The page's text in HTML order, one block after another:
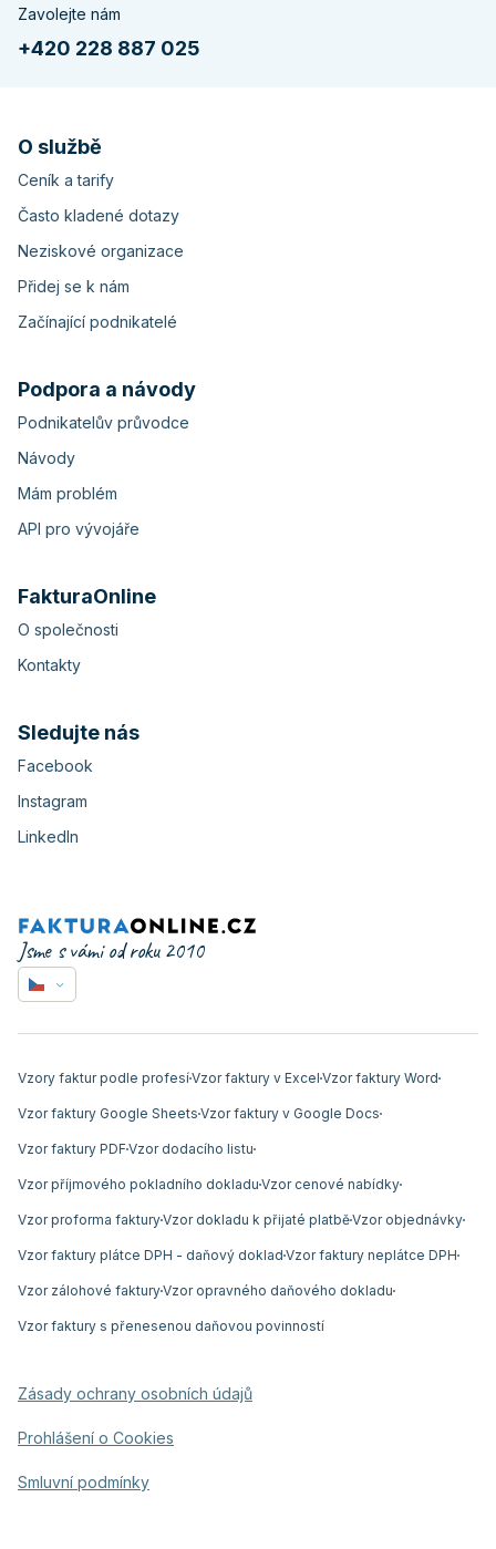
Zavolejte nám
+420 228 887 025
O službě
Ceník a tarify
Často kladené dotazy
Neziskové organizace
Přidej se k nám
Začínající podnikatelé
Podpora a návody
Podnikatelův průvodce
Návody
Mám problém
API pro vývojáře
FakturaOnline
O společnosti
Kontakty
Sledujte nás
Facebook
Instagram
LinkedIn
Jsme s vámi od roku 2010
Vzory faktur podle profesíVzor faktury v Excel Vzor faktury Word
Vzor faktury Google Sheets Vzor faktury v Google Docs
Vzor faktury PDF Vzor dodacího listu
Vzor příjmového pokladního dokladu Vzor cenové nabídky
Vzor proforma fakturyVzor dokladu k přijaté platběVzor objednávky
Vzor faktury plátce DPH - daňový doklad Vzor faktury neplátce DPH
Vzor zálohové fakturyVzor opravného daňového dokladu
Vzor faktury s přenesenou daňovou povinností
Zásady ochrany osobních údajů
Prohlášení o Cookies
Smluvní podmínky